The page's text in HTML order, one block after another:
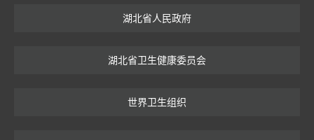
湖北省人民政府
湖北省卫生健康委员会
世界卫生组织